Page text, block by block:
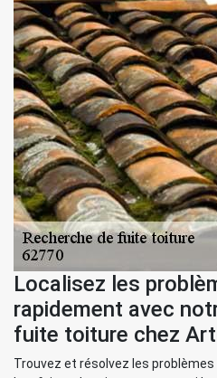
Localisez les
rapidement avec
fuite toiture chez
Trouvez et résolvez les